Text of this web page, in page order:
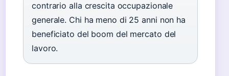
contrario alla crescita occupazionale
generale. Chi ha meno di 25 anni non ha
beneficiato del boom del mercato del
lavoro.